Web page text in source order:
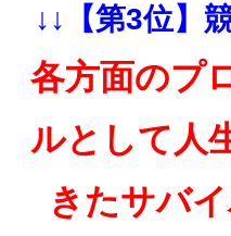
↓↓【第3位】
各方面のプ
ルとして人
きたサバ